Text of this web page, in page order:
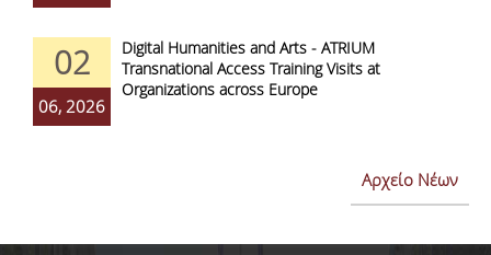
02
06, 2026
Digital Humanities and Arts - ATRIUM
Transnational Access Training Visits at
Organizations across Europe
Αρχείο Νέων